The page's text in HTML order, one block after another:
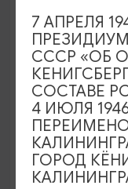
Женитьба
19.09.2026
Советск,
зрителя
ОТ 600₽
7 АПРЕЛЯ
СССР «ОБ
СОСТАВЕ
4 ИЮЛЯ
ГОРОД